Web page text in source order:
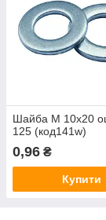
Шайба М 10х20
125 (код141w)
0,96 ₴
Купити